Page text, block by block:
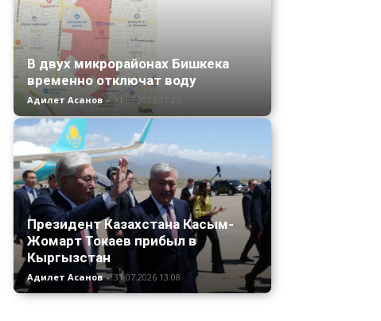
В двух микрорайонах Бишкека
временно отключат воду
Адилет Асанов - 31.07.2026 17:25
Президент Казахстана Касым-
Жомарт Токаев прибыл в
Кыргызстан
Адилет Асанов - 31.07.2026 13:08